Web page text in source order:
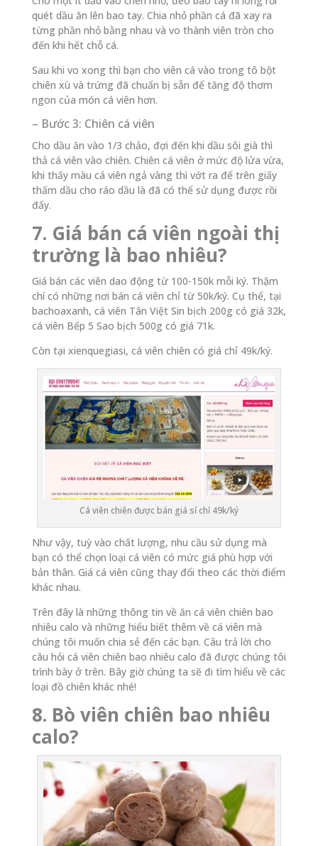
quét dầu ăn lên bao tay. Chia nhỏ phần cá đã xay ra
từng phần nhỏ bằng nhau và vo thành viên tròn cho
đến khi hết chỗ cá.
Sau khi vo xong thì bạn cho viên cá vào trong tô bột
chiên xù và trứng đã chuẩn bị sẵn để tăng độ thơm
ngon của món cá viên hơn.
– Bước 3: Chiên cá viên
Cho dầu ăn vào 1/3 chảo, đợi đến khi dầu sôi già thì
thả cá viên vào chiên. Chiên cá viên ở mức độ lửa vừa,
khi thấy màu cá viên ngả vàng thì vớt ra để trên giấy
thấm dầu cho ráo dầu là đã có thể sử dụng được rồi
đấy.
7. Giá bán cá viên ngoài thị
trường là bao nhiêu?
Giá bán các viên dao động từ 100-150k mỗi ký. Thậm
chí có những nơi bán cá viên chỉ từ 50k/ký. Cụ thể, tại
bachoaxanh, cá viên Tân Việt Sin bịch 200g có giá 32k,
cá viên Bếp 5 Sao bịch 500g có giá 71k.
Còn tại xienquegiasi, cá viên chiên có giá chỉ 49k/ký.
Cá viên chiên được bán giá sỉ chỉ 49k/ký
Như vậy, tuỳ vào chất lượng, nhu cầu sử dụng mà
bạn có thể chọn loại cá viên có mức giá phù hợp với
bản thân. Giá cá viên cũng thay đổi theo các thời điểm
khác nhau.
Trên đây là những thông tin về ăn cá viên chiên bao
nhiêu calo và những hiểu biết thêm về cá viên mà
chúng tôi muốn chia sẻ đến các bạn. Câu trả lời cho
câu hỏi cá viên chiên bao nhiêu calo đã được chúng tôi
trình bày ở trên. Bây giờ chúng ta sẽ đi tìm hiểu về các
loại đồ chiên khác nhé!
8. Bò viên chiên bao nhiêu
calo?